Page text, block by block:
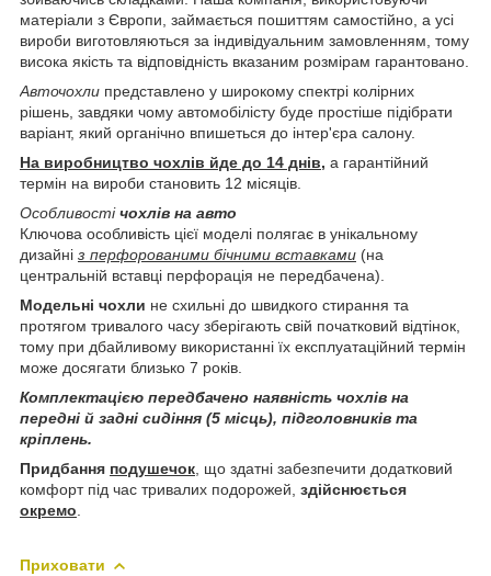
матеріали з Європи, займається пошиттям самостійно, а усі
вироби виготовляються за індивідуальним замовленням, тому
висока якість та відповідність вказаним розмірам гарантовано.
Авточохли представлено у широкому спектрі колірних
рішень, завдяки чому автомобілісту буде простіше підібрати
варіант, який органічно впишеться до інтер'єра салону.
На виробництво чохлів йде до 14 днів, а гарантійний
термін на вироби становить 12 місяців.
Особливостічохлів на авто
Ключова особливість цієї моделі полягає в унікальному
дизайні з перфорованими бічними вставками (на
центральній вставці перфорація не передбачена).
Модельні чохли не схильні до швидкого стирання та
протягом тривалого часу зберігають свій початковий відтінок,
тому при дбайливому використанні їх експлуатаційний термін
може досягати близько 7 років.
Комплектацією передбачено наявність чохлів на
передні й задні сидіння (5 місць), підголовників та
кріплень.
Придбання подушечок, що здатні забезпечити додатковий
комфорт під час тривалих подорожей, здійснюється
окремо.
Приховати